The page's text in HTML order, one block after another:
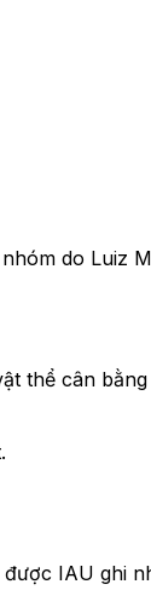
do Luiz
thể cân
IAU ghi